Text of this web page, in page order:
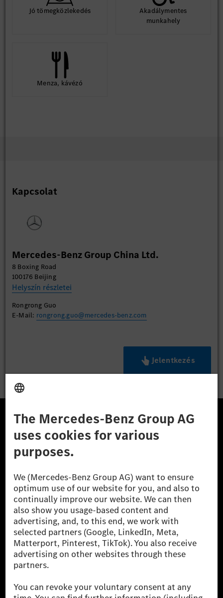
Jó tömegközlekedés
Akadálymentes
munkahely
Menza, kávézó
Kapcsolat
Mercedes-Benz Group China Ltd.
8 Boxing Road
100176 Beijing
Helyszín részletei
Rongrong Guo
E-Mail: rongrong.guo@mercedes-benz.com
Jelentkezés
A Mercedes-Benz Csoport
A Mercedes-Benz Group AG (korábbi Daimler AG) a
Mercedes-Benz AG-val együtt a prémium és
luxusautók, valamint kishaszonjárművek vezető
globális szállítói vagyunk. A Mercedes-Benz Mobility
AG finanszírozást, lízinget, autó előfizetést és
autókölcsönzést, flottakezelést, digitális
szolgáltatásokat a töltéshez és fizetéshez,
biztosításközvetítést, valamint innovatív mobilitási
szolgáltatásokat kínál.